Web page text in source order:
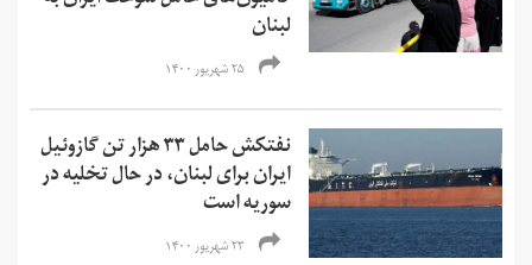
لبنان
۲۵ شهریور ۱۴۰۰
نفتکش حامل ۳۳ هزار تن گازوئیل
ایران برای لبنان، در حال تخلیه در
سوریه است
۲۳ شهریور ۱۴۰۰